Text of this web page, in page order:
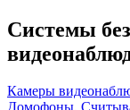
Системы
Камеры